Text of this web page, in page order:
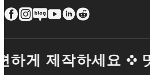
게 제작하세요 멋